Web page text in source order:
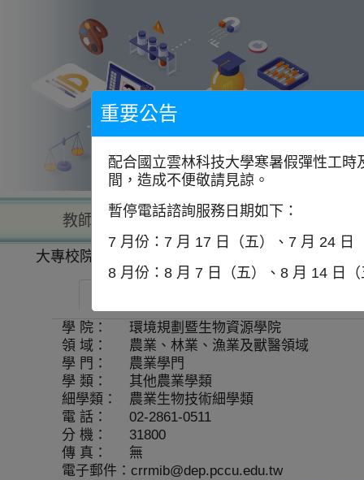
教師查詢 學校查詢
大專校院一覽表
學 院：
環境規劃暨生物資源學院
領 域：
農業、林業、漁業及獸醫領域
學 門：
農業學門
學 類：
其他農業學類
細學類：
農業生物技術細學類
電 話：
02-2861-0511
分 機：
31800
傳 真：
無
電子郵件： crrmib@dep.pccu.edu.tw
重要公告
配合國立雲林科技大學寒暑假彈性工
間，造成不便敬請見諒。
暫停電話諮詢服務日期如下：
7 月份：7 月 17 日（五）、7 月 24 日
8 月份：8 月 7 日（五）、8 月 14 日（